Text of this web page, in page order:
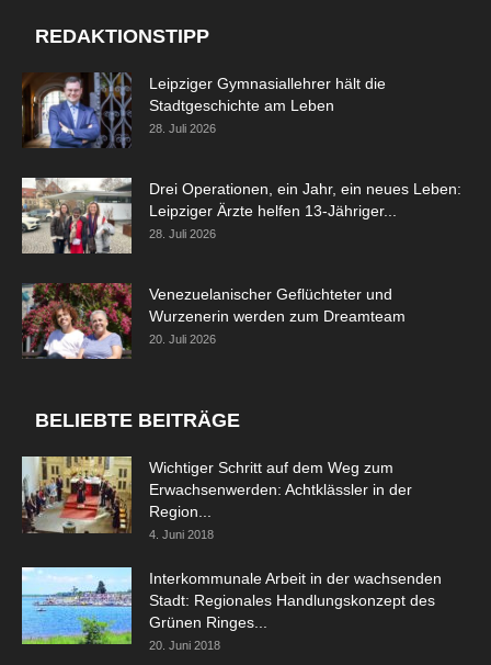
REDAKTIONSTIPP
Leipziger Gymnasiallehrer hält die
Stadtgeschichte am Leben
28. Juli 2026
Drei Operationen, ein Jahr, ein neues Leben:
Leipziger Ärzte helfen 13-Jähriger...
28. Juli 2026
Venezuelanischer Geflüchteter und
Wurzenerin werden zum Dreamteam
20. Juli 2026
BELIEBTE BEITRÄGE
Wichtiger Schritt auf dem Weg zum
Erwachsenwerden: Achtklässler in der
Region...
4. Juni 2018
Interkommunale Arbeit in der wachsenden
Stadt: Regionales Handlungskonzept des
Grünen Ringes...
20. Juni 2018